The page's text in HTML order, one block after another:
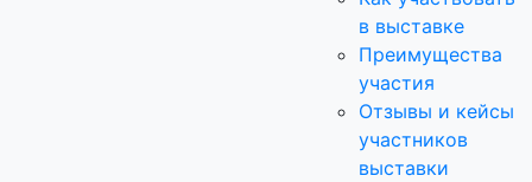
в выставке
Преимущества
участия
Отзывы и кейсы
участников
выставки